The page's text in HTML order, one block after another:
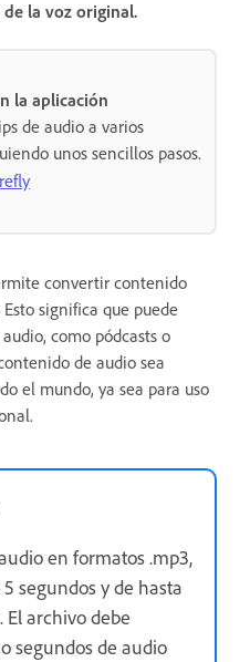
la voz original.
la aplicación
de audio a varios
unos sencillos pasos.
convertir contenido
significa que puede
como pódcasts o
de audio sea
el mundo, ya sea para uso
en formatos .mp3,
segundos y de hasta
archivo debe
segundos de audio